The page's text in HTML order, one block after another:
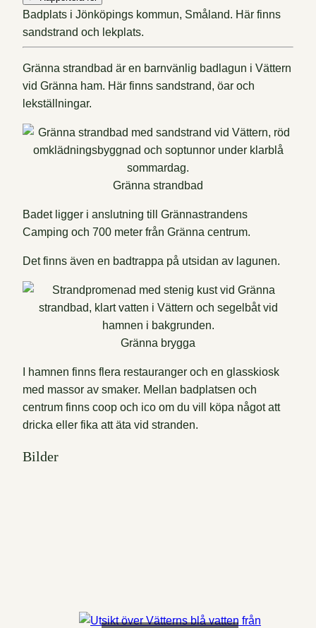
Badplats i Jönköpings kommun, Småland. Här finns
sandstrand och lekplats.
Gränna strandbad är en barnvänlig badlagun i Vättern
vid Gränna ham. Här finns sandstrand, öar och
lekställningar.
Gränna strandbad
Badet ligger i anslutning till Grännastrandens
Camping och 700 meter från Gränna centrum.
Det finns även en badtrappa på utsidan av lagunen.
Gränna brygga
I hamnen finns flera restauranger och en glasskiosk
med massor av smaker. Mellan badplatsen och
centrum finns coop och ico om du vill köpa något att
dricka eller fika att äta vid stranden.
Bilder